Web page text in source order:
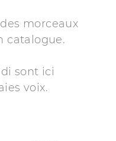
morceaux
catalogue.
sont ici
voix.